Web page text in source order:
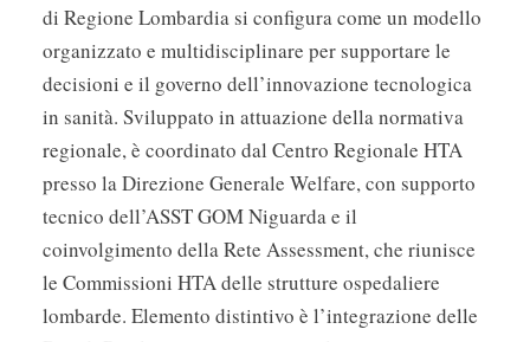
di Regione Lombardia si configura come un modello
organizzato e multidisciplinare per supportare le
decisioni e il governo dell’innovazione tecnologica
in sanità. Sviluppato in attuazione della normativa
regionale, è coordinato dal Centro Regionale HTA
presso la Direzione Generale Welfare, con supporto
tecnico dell’ASST GOM Niguarda e il
coinvolgimento della Rete Assessment, che riunisce
le Commissioni HTA delle strutture ospedaliere
lombarde. Elemento distintivo è l’integrazione delle